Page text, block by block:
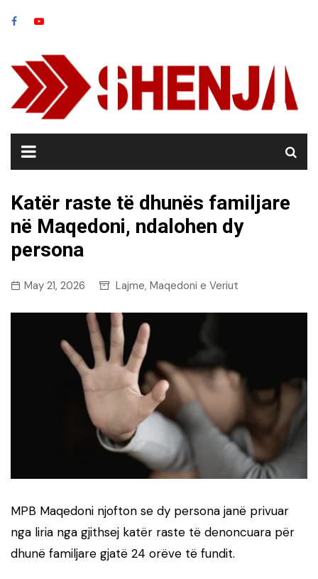
Katër raste të dhunës familjare
në Maqedoni, ndalohen dy
persona
May 21, 2026 Lajme, Maqedoni e Veriut
MPB Maqedoni njofton se dy persona janë privuar
nga liria nga gjithsej katër raste të denoncuara për
dhunë familjare gjatë 24 orëve të fundit.